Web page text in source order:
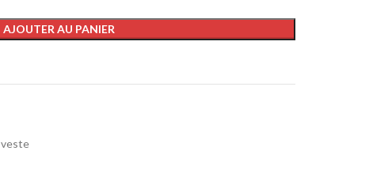
AJOUTER AU PANIER
veste